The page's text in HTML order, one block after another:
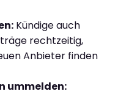
Kündige auch
rechtzeitig,
Anbieter finden
ummelden: